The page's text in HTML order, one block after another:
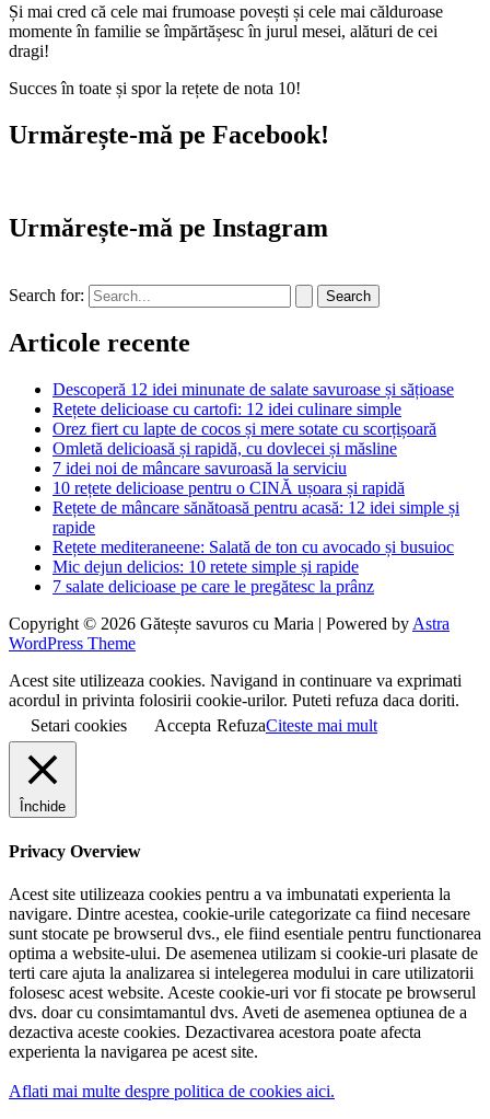
Și mai cred că cele mai frumoase povești și cele mai călduroase
momente în familie se împărtășesc în jurul mesei, alături de cei
dragi!
Succes în toate și spor la rețete de nota 10!
Urmărește-mă pe Facebook!
Urmărește-mă pe Instagram
Search for:
Articole recente
Descoperă 12 idei minunate de salate savuroase și sățioase
Rețete delicioase cu cartofi: 12 idei culinare simple
Orez fiert cu lapte de cocos și mere sotate cu scorțișoară
Omletă delicioasă și rapidă, cu dovlecei și măsline
7 idei noi de mâncare savuroasă la serviciu
10 rețete delicioase pentru o CINĂ ușoara și rapidă
Rețete de mâncare sănătoasă pentru acasă: 12 idei simple și
rapide
Rețete mediteraneene: Salată de ton cu avocado și busuioc
Mic dejun delicios: 10 retete simple și rapide
7 salate delicioase pe care le pregătesc la prânz
Copyright © 2026 Gătește savuros cu Maria | Powered by Astra
WordPress Theme
Acest site utilizeaza cookies. Navigand in continuare va exprimati
acordul in privinta folosirii cookie-urilor. Puteti refuza daca doriti.
Setari cookies
Accepta RefuzaCiteste mai mult
Închide
Privacy Overview
Acest site utilizeaza cookies pentru a va imbunatati experienta la
navigare. Dintre acestea, cookie-urile categorizate ca fiind necesare
sunt stocate pe browserul dvs., ele fiind esentiale pentru functionarea
optima a website-ului. De asemenea utilizam si cookie-uri plasate de
terti care ajuta la analizarea si intelegerea modului in care utilizatorii
folosesc acest website. Aceste cookie-uri vor fi stocate pe browserul
dvs. doar cu consimtamantul dvs. Aveti de asemenea optiunea de a
dezactiva aceste cookies. Dezactivarea acestora poate afecta
experienta la navigarea pe acest site.
Aflati mai multe despre politica de cookies aici.